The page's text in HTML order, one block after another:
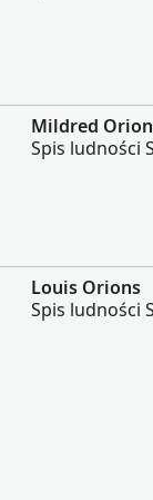
Mildred
Spis ludności
Louis Orions
Spis ludności